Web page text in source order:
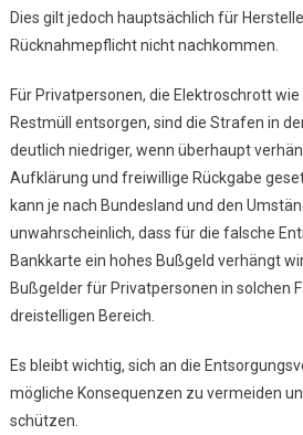
Dies gilt jedoch hauptsächlich für
Rücknahmepflicht nicht nachkommen.
Für Privatpersonen, die Elektroschrott
Restmüll entsorgen, sind die Strafen in
deutlich niedriger, wenn überhaupt
Aufklärung und freiwillige Rückgabe
kann je nach Bundesland und den
unwahrscheinlich, dass für die falsche
Bankkarte ein hohes Bußgeld verhängt
Bußgelder für Privatpersonen in solchen
dreistelligen Bereich.
Es bleibt wichtig, sich an die
mögliche Konsequenzen zu vermeiden
schützen.